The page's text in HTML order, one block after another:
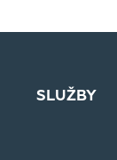
SLUŽBY